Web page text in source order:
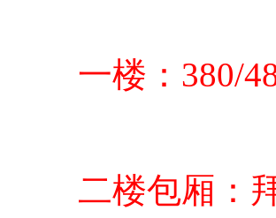
一楼：380/
二楼包厢：